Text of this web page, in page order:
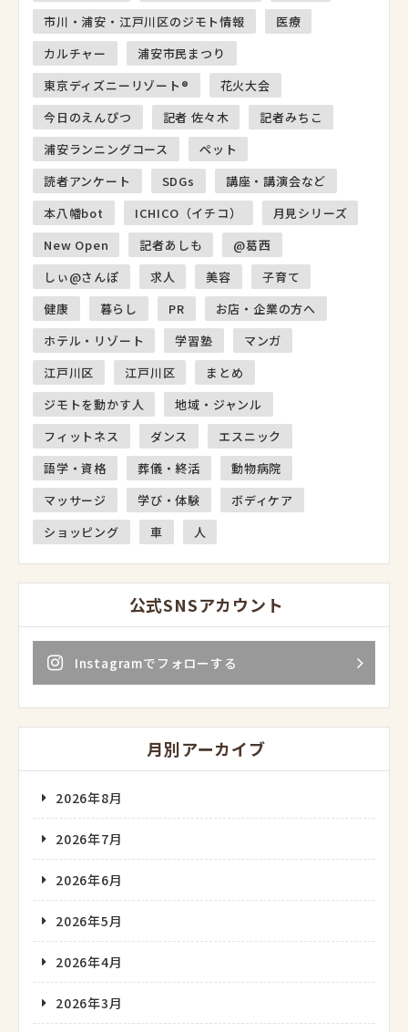
市川・浦安・江戸川区のジモト情報
医療
カルチャー
浦安市民まつり
東京ディズニーリゾート®
花火大会
今日のえんぴつ
記者 佐々木
記者みちこ
浦安ランニングコース
ペット
読者アンケート
SDGs
講座・講演会など
本八幡bot
ICHICO（イチコ）
月見シリーズ
New Open
記者あしも
@葛西
しぃ@さんぽ
求人 美容
子育て
健康
暮らし PR
お店・企業の方へ
ホテル・リゾート
学習塾
マンガ
江戸川区
江戸川区
まとめ
ジモトを動かす人
地域・ジャンル
フィットネス
ダンス
エスニック
語学・資格
葬儀・終活
動物病院
マッサージ
学び・体験
ボディケア
ショッピング
車 人
公式SNSアカウント
Instagramでフォローする
月別アーカイブ
2026年8月
2026年7月
2026年6月
2026年5月
2026年4月
2026年3月